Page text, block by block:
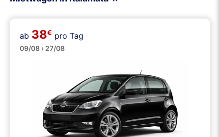
Klein
ab 38€ pro Tag
09/08 › 27/08